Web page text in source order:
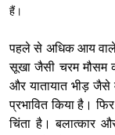
हैं।
पहले से अधिक आय वाले
सूखा जैसी चरम मौसम
और यातायात भीड़ जैसे
प्रभावित किया है।
चिंता है। बलात्कार